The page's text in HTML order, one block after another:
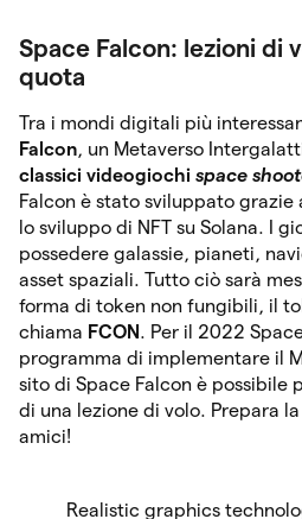
Space Falcon: lezioni di
quota
Tra i mondi digitali più
Falcon, un Metaverso
classici videogiochi space
Falcon è stato sviluppato grazie
lo sviluppo di NFT su Solana. I
possedere galassie, pianeti,
asset spaziali. Tutto ciò sarà
forma di token non fungibili, il
chiama FCON . Per il 2022
programma di implementare il
sito di Space Falcon è possibile
di una lezione di volo. Prepara
amici!
Realistic graphics